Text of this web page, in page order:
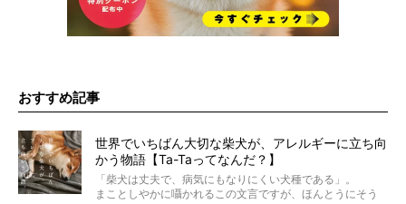
おすすめ記事
世界でいちばん大切な柴犬が、アレルギーに立ち向
かう物語【Ta-Taってなんだ？】
「柴犬は丈夫で、病気にもなりにくい犬種である」。
まことしやかに囁かれるこの文言ですが、ほんとうにそう